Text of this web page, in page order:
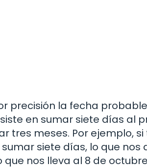
precisión la fecha
en sumar siete días al
tres meses. Por ejemplo,
siete días, lo que nos
nos lleva al 8 de